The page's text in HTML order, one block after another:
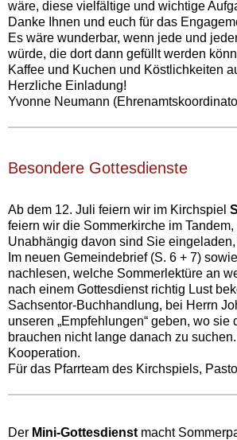
wäre, diese vielfältige und wichtige
Danke Ihnen und euch für das
Es wäre wunderbar, wenn jede und
würde, die dort dann gefüllt werden
Kaffee und Kuchen und Köstlichkeiten
Herzliche Einladung!
Yvonne Neumann
Besondere Gottesdienste‍
Ab dem 12. Juli feiern wir im Kirchspiel
feiern wir die Sommerkirche im
Unabhängig davon sind Sie
Im neuen Gemeindebrief (S. 6 + 7)
nachlesen, welche Sommerlektüre an
nach einem Gottesdienst richtig Lust
Sachsentor-Buchhandlung, bei Herrn
unseren „Empfehlungen“ geben, wo
brauchen nicht lange danach zu
Kooperation.
Für das Pfarrteam des Kirchspiels,
Der Mini-Gottesdienst macht